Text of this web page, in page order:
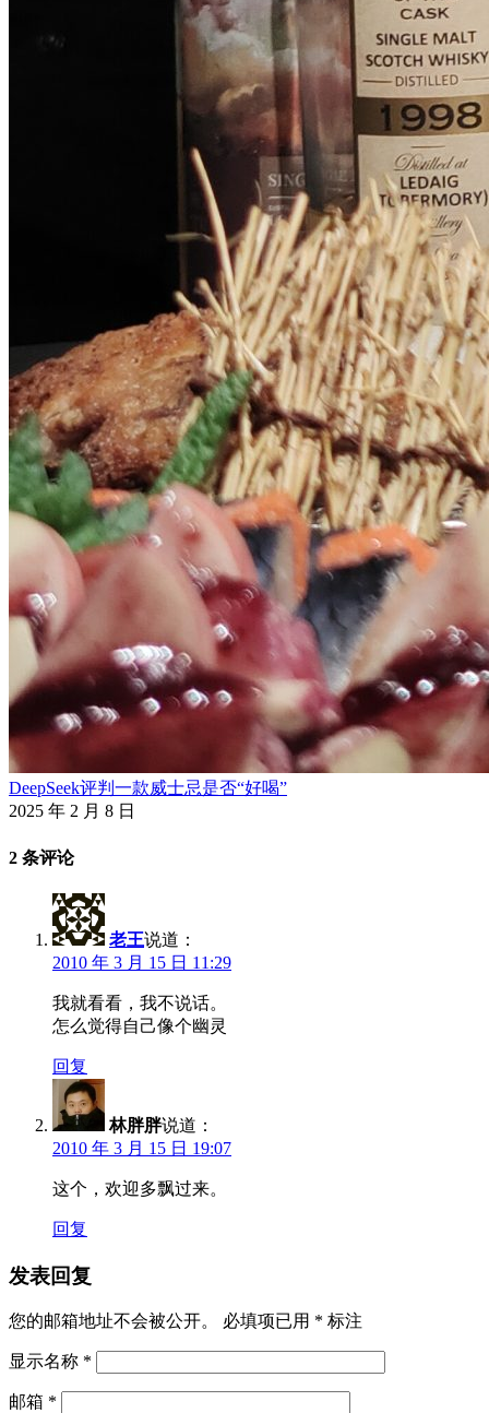
DeepSeek评判一款威士忌是否“好喝”
2025 年 2 月 8 日
2 条评论
老王说道：
2010 年 3 月 15 日 11:29
我就看看，我不说话。
怎么觉得自己像个幽灵
回复
林胖胖说道：
2010 年 3 月 15 日 19:07
这个，欢迎多飘过来。
回复
发表回复
您的邮箱地址不会被公开。 必填项已用 * 标注
显示名称 *
邮箱 *